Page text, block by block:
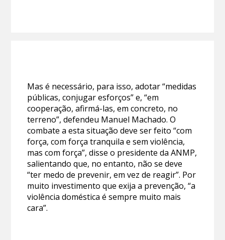
Mas é necessário, para isso, adotar “medidas
públicas, conjugar esforços” e, “em
cooperação, afirmá-las, em concreto, no
terreno”, defendeu Manuel Machado. O
combate a esta situação deve ser feito “com
força, com força tranquila e sem violência,
mas com força”, disse o presidente da ANMP,
salientando que, no entanto, não se deve
“ter medo de prevenir, em vez de reagir”. Por
muito investimento que exija a prevenção, “a
violência doméstica é sempre muito mais
cara”.